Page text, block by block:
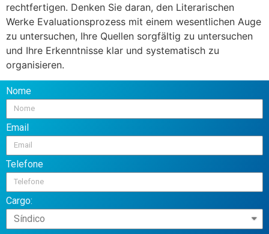
rechtfertigen. Denken Sie daran, den Literarischen
Werke Evaluationsprozess mit einem wesentlichen Auge
zu untersuchen, Ihre Quellen sorgfältig zu untersuchen
und Ihre Erkenntnisse klar und systematisch zu
organisieren.
Nome
Email
Telefone
Cargo: